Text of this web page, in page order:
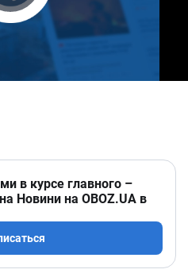
Video
в курсе главного –
Новини на OBOZ.UA в